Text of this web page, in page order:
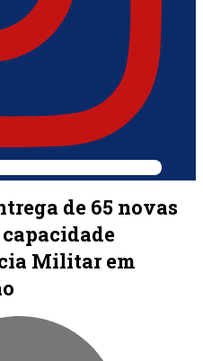
de 65 novas
Militar em